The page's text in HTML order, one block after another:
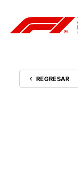
REGRESAR